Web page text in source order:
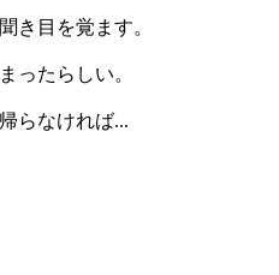
き目を覚ます。
ったらしい。
らなければ...